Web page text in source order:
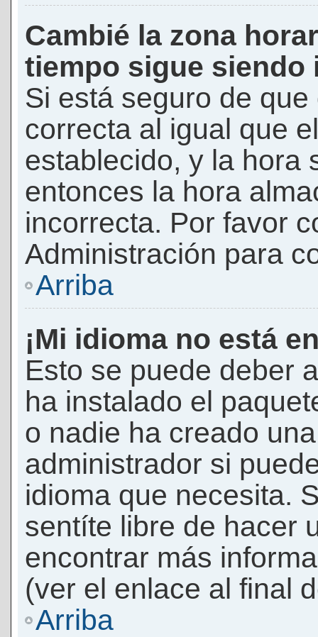
Cambié la zona
tiempo sigue siendo
Si está seguro de
correcta al igual que
establecido, y la hora
entonces la hora
incorrecta. Por favor
Administración para
Arriba
¡Mi idioma no está
Esto se puede deber
ha instalado el
o nadie ha creado
administrador si
idioma que necesita.
sentíte libre de hacer
encontrar más
(ver el enlace al final
Arriba